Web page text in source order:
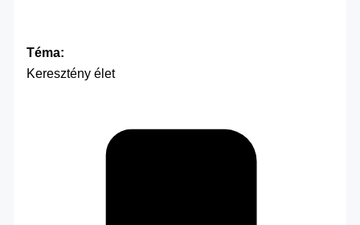
Téma:
Keresztény élet